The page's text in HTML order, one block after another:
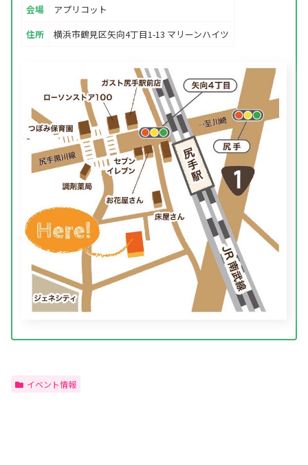
会場
アプリコット
住所
横浜市鶴見区矢向4丁目1-13 マリーンハイツ
イベント情報